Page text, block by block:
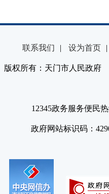
联系我们 | 设为首页 |
版权所有：天门市人民政
12345政务服务便民
政府网站标识码：